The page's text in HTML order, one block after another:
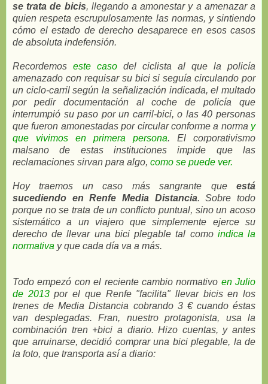
se trata de bicis, llegando a amonestar y a amenazar a
quien respeta escrupulosamente las normas, y sintiendo
cómo el estado de derecho desaparece en esos casos
de absoluta indefensión.
Recordemos este caso del ciclista al que la policía
amenazado con requisar su bici si seguía circulando por
un ciclo-carril según la señalización indicada, el multado
por pedir documentación al coche de policía que
interrumpió su paso por un carril-bici, o las 40 personas
que fueron amonestadas por circular conforme a norma y
que vivimos en primera persona. El corporativismo
malsano de estas instituciones impide que las
reclamaciones sirvan para algo, como se puede ver.
Hoy traemos un caso más sangrante que está
sucediendo en Renfe Media Distancia. Sobre todo
porque no se trata de un conflicto puntual, sino un acoso
sistemático a un viajero que simplemente ejerce su
derecho de llevar una bici plegable tal como indica la
normativa y que cada día va a más.
Todo empezó con el reciente cambio normativo en Julio
de 2013por el que Renfe "facilita" llevar bicis en los
trenes de Media Distancia cobrando 3 € cuando éstas
van desplegadas. Fran, nuestro protagonista, usa la
combinación tren +bici a diario. Hizo cuentas, y antes
que arruinarse, decidió comprar una bici plegable, la de
la foto, que transporta así a diario: